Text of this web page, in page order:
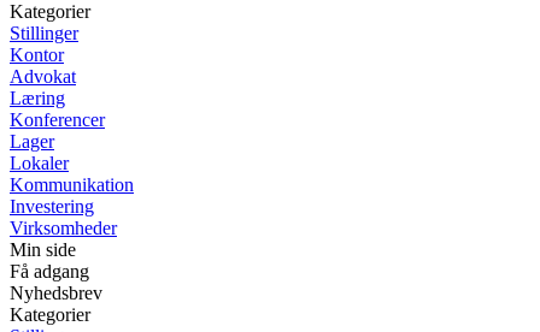
Kategorier
Stillinger
Kontor
Advokat
Læring
Konferencer
Lager
Lokaler
Kommunikation
Investering
Virksomheder
Min side
Få adgang
Nyhedsbrev
Kategorier